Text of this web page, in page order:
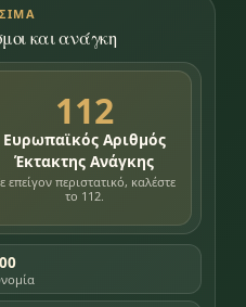
και ανάγκη
112
Ευρωπαϊκός Αριθμός
Έκτακτης Ανάγκης
επείγον περιστατικό, καλέστε
το 112.